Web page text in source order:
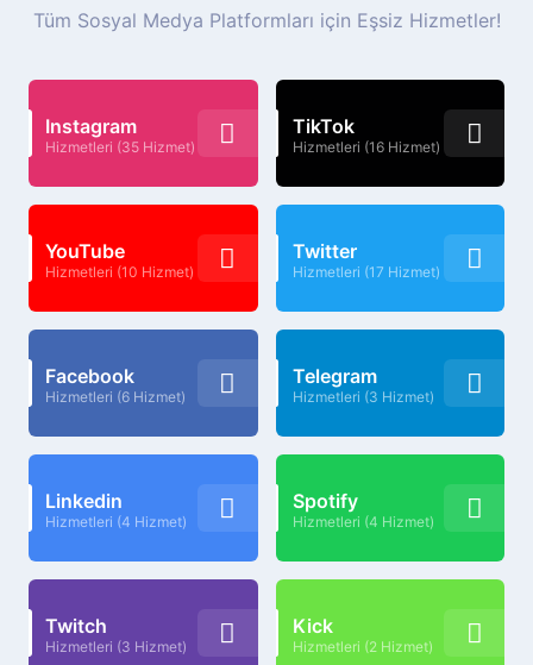
Tüm Sosyal Medya Platformları için Eşsiz Hizmetler!
Instagram
Hizmetleri (35 Hizmet)
TikTok
Hizmetleri (16 Hizmet)
YouTube
Hizmetleri (10 Hizmet)
Twitter
Hizmetleri (17 Hizmet)
Facebook
Hizmetleri (6 Hizmet)
Telegram
Hizmetleri (3 Hizmet)
Linkedin
Hizmetleri (4 Hizmet)
Spotify
Hizmetleri (4 Hizmet)
Twitch
Hizmetleri (3 Hizmet)
Kick
Hizmetleri (2 Hizmet)